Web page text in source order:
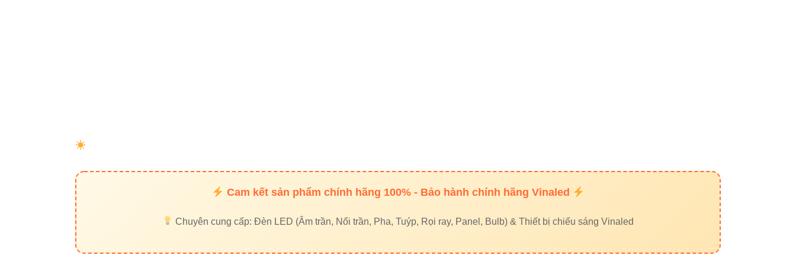
Cam kết sản phẩm chính hãng 100% - Bảo hành chính hãng Vinaled
Chuyên cung cấp: Đèn LED (Âm trần, Nổi trần, Pha, Tuýp, Rọi ray, Panel, Bulb) & Thiết bị chiếu sáng Vinaled